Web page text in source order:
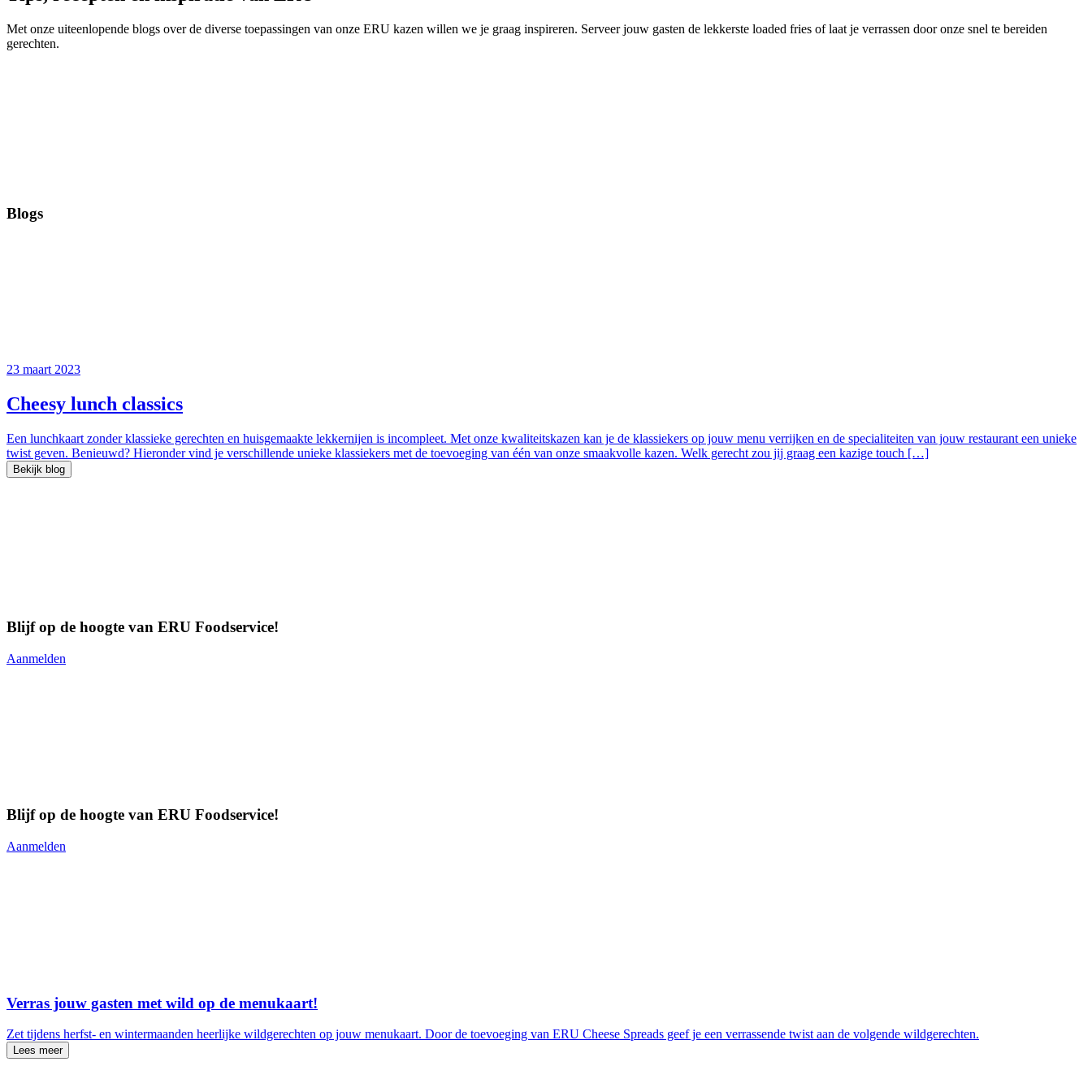
Met onze uiteenlopende blogs over de diverse toepassingen van onze ERU kazen willen we je graag inspireren. Serveer jouw gasten de lekkerste loaded fries of laat je verrassen door onze snel te bereiden
gerechten.
Blogs
23 maart 2023
Cheesy lunch classics
Een lunchkaart zonder klassieke gerechten en huisgemaakte lekkernijen is incompleet. Met onze kwaliteitskazen kan je de klassiekers op jouw menu verrijken en de specialiteiten van jouw restaurant een unieke
twist geven. Benieuwd? Hieronder vind je verschillende unieke klassiekers met de toevoeging van één van onze smaakvolle kazen. Welk gerecht zou jij graag een kazige touch […]
Bekijk blog
Blijf op de hoogte van ERU Foodservice!
Aanmelden
Blijf op de hoogte van ERU Foodservice!
Aanmelden
Verras jouw gasten met wild op de menukaart!
Zet tijdens herfst- en wintermaanden heerlijke wildgerechten op jouw menukaart. Door de toevoeging van ERU Cheese Spreads geef je een verrassende twist aan de volgende wildgerechten.
Lees meer